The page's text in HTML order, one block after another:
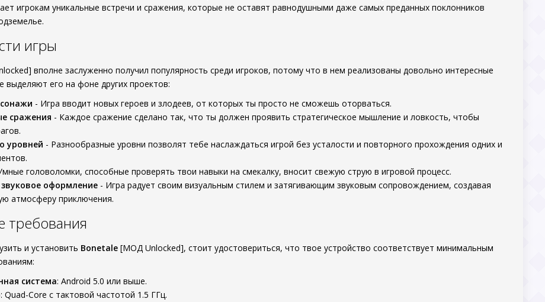
игрокам уникальные встречи и сражения, которые не оставят равнодушными даже самых преданных поклонников
игры
вполне заслуженно получил популярность среди игроков, потому что в нем реализованы довольно интересные
выделяют его на фоне других проектов:
- Игра вводит новых героев и злодеев, от которых ты просто не сможешь оторваться.
сражения - Каждое сражение сделано так, что ты должен проявить стратегическое мышление и ловкость, чтобы
уровней - Разнообразные уровни позволят тебе наслаждаться игрой без усталости и повторного прохождения одних и
головоломки, способные проверять твои навыки на смекалку, вносит свежую струю в игровой процесс.
оформление - Игра радует своим визуальным стилем и затягивающим звуковым сопровождением, создавая
атмосферу приключения.
требования
и установить Bonetale [МОД Unlocked], стоит удостовериться, что твое устройство соответствует минимальным
система: Android 5.0 или выше.
: Quad-Core с тактовой частотой 1.5 ГГц.